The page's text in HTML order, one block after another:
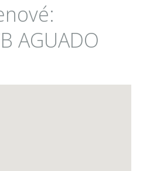
AGUADO